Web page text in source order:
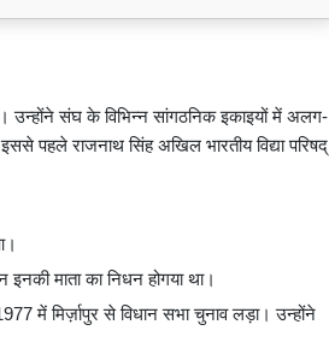
संघ के विभिन्न सांगठनिक इकाइयों में अलग-
पहले राजनाथ सिंह अखिल भारतीय विद्या परिषद्
इनकी माता का निधन होगया था।
में मिर्ज़ापुर से विधान सभा चुनाव लड़ा। उन्होंने